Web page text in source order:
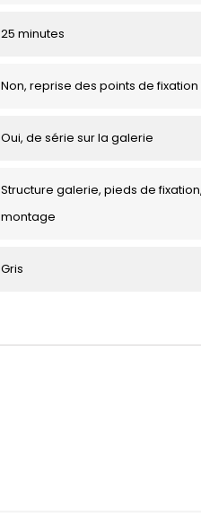
25 minutes
Non, reprise des points de
Oui, de série sur la galerie
Structure galerie, pieds de
montage
Gris